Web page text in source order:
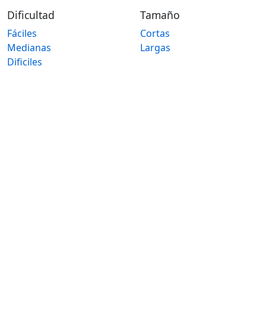
Dificultad
Fáciles
Medianas
Dificiles
Tamaño
Cortas
Largas